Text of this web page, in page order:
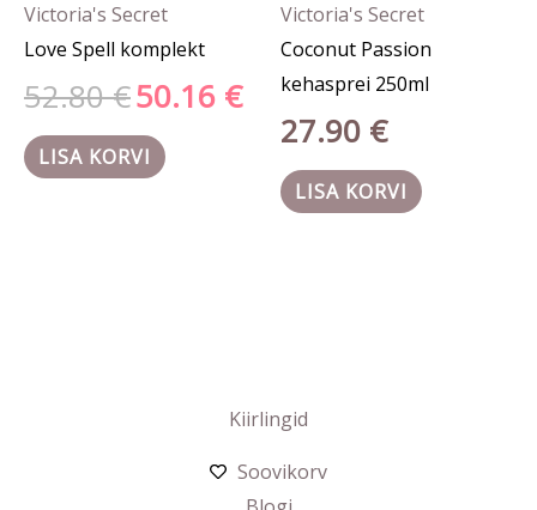
Victoria's Secret
Love Spell komplekt
52.80€50.16 €
LISA KORVI
Victoria's Secret
Coconut Passion
kehasprei 250ml
27.90 €
LISA KORVI
Kiirlingid
Soovikorv